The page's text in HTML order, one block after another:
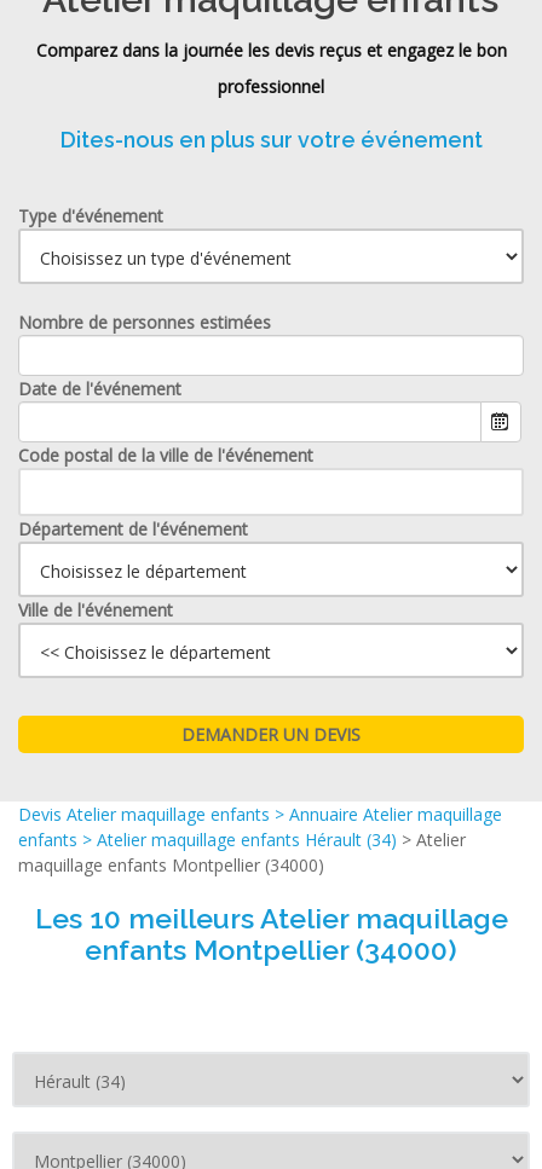
Comparez dans la journée les devis reçus et engagez le bon
professionnel
Dites-nous en plus sur votre événement
Type d'événement
Nombre de personnes estimées
Date de l'événement
Code postal de la ville de l'événement
Département de l'événement
Ville de l'événement
Devis Atelier maquillage enfants > Annuaire Atelier maquillage
enfants > Atelier maquillage enfants Hérault (34) > Atelier
maquillage enfants Montpellier (34000)
Les 10 meilleurs Atelier maquillage
enfants Montpellier (34000)